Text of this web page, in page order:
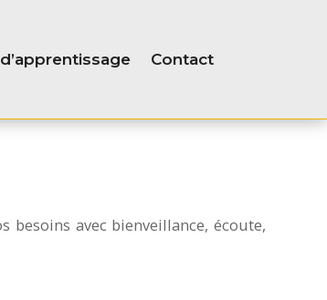
Contact
besoins avec bienveillance, écoute,